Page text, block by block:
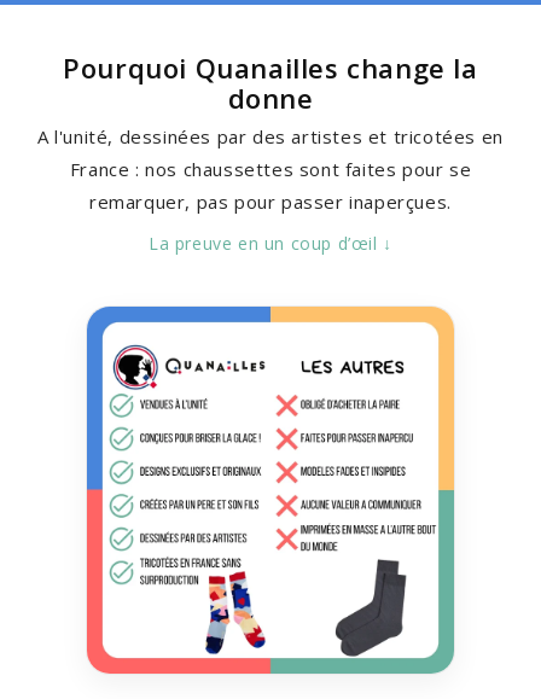
Pourquoi Quanailles change la
donne
A l'unité, dessinées par des artistes et tricotées en
France : nos chaussettes sont faites pour se
remarquer, pas pour passer inaperçues.
La preuve en un coup d’œil ↓